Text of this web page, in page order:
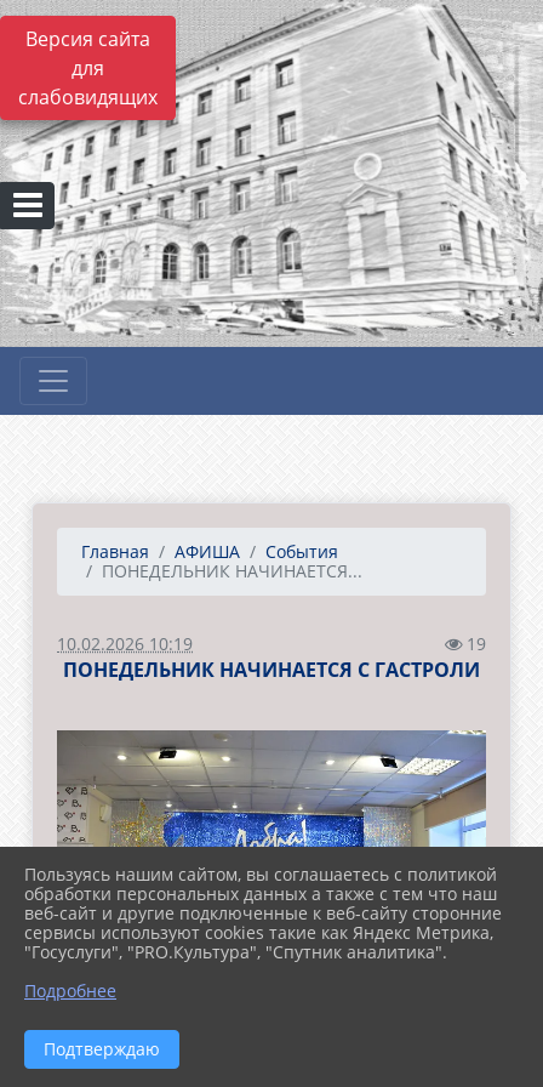
Версия сайта
для
слабовидящих
Главная АФИША
События
ПОНЕДЕЛЬНИК НАЧИНАЕТСЯ...
10.02.2026 10:19 19
ПОНЕДЕЛЬНИК НАЧИНАЕТСЯ С ГАСТРОЛИ
Пользуясь нашим сайтом, вы соглашаетесь с политикой
обработки персональных данных а также с тем что наш
веб-сайт и другие подключенные к веб-сайту сторонние
сервисы используют cookies такие как Яндекс Метрика,
"Госуслуги", "PRO.Культура", "Спутник аналитика".
Подробнее
Подтверждаю